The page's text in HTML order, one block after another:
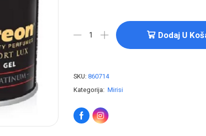
Dodaj U
SKU: 860714
Kategorija: Mirisi